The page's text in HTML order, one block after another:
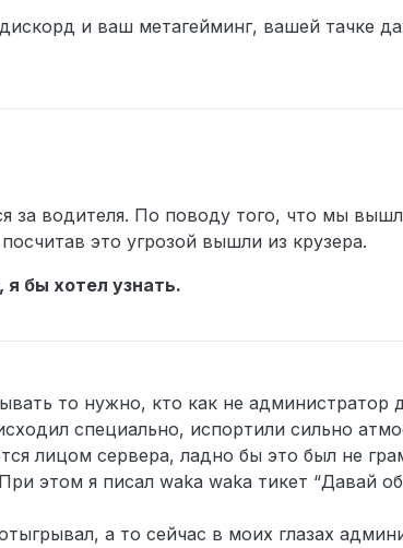
в формате Name#0000): darkgon#4844
(если достоверно неизвестны, укажи
Я бы понял если это был не грамотный игрок, но
и ваш метагейминг, вашей тачке
за водителя. По поводу того, что мы
это угрозой вышли из крузера.
бы хотел узнать.
то нужно, кто как не администратор
специально, испортили сильно
лицом сервера, ладно бы это был не
этом я писал waka waka тикет “Давай
а то сейчас в моих глазах